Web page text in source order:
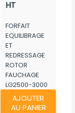
HT
FORFAIT
EQUILIBRAGE
ET
REDRESSAGE
ROTOR
FAUCHAGE
LG2500-3000
AJOUTER
AU PANIER